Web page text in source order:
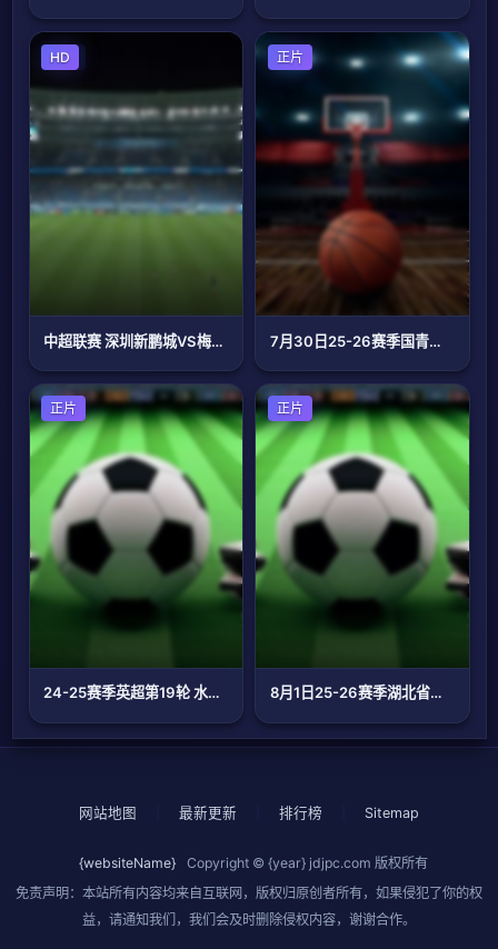
足球
HD
中超联赛 深圳新鹏城VS梅州客家 20250831
篮球
正片
7月30日25-26赛季国青男篮热身赛 澳大利亚纽约华丁闪电队VS韩国东国大学
正片
24-25赛季英超第19轮 水晶宫VS南安普顿
足球
正片
8月1日25-26赛季湖北省城市足球联赛 随州炎炎队VS黄石美尔雅队
网站地图 最新更新 排行榜 Sitemap
{websiteName} Copyright © {year} jdjpc.com 版权所有
免责声明：本站所有内容均来自互联网，版权归原创者所有，如果侵犯了你的权
益，请通知我们，我们会及时删除侵权内容，谢谢合作。